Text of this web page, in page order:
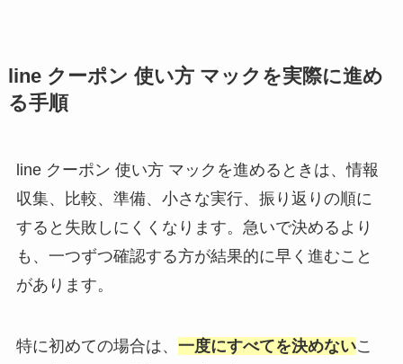
line クーポン 使い方 マックを実際に進め
る手順
line クーポン 使い方 マックを進めるときは、情報
収集、比較、準備、小さな実行、振り返りの順に
すると失敗しにくくなります。急いで決めるより
も、一つずつ確認する方が結果的に早く進むこと
があります。
特に初めての場合は、 一度にすべてを決めないこ